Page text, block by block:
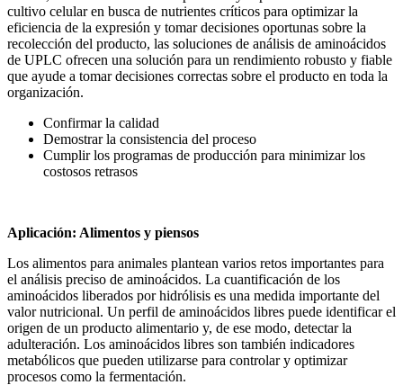
cultivo celular en busca de nutrientes críticos para optimizar la
eficiencia de la expresión y tomar decisiones oportunas sobre la
recolección del producto, las soluciones de análisis de aminoácidos
de UPLC ofrecen una solución para un rendimiento robusto y fiable
que ayude a tomar decisiones correctas sobre el producto en toda la
organización.
Confirmar la calidad
Demostrar la consistencia del proceso
Cumplir los programas de producción para minimizar los
costosos retrasos
Aplicación: Alimentos y piensos
Los alimentos para animales plantean varios retos importantes para
el análisis preciso de aminoácidos. La cuantificación de los
aminoácidos liberados por hidrólisis es una medida importante del
valor nutricional. Un perfil de aminoácidos libres puede identificar el
origen de un producto alimentario y, de ese modo, detectar la
adulteración. Los aminoácidos libres son también indicadores
metabólicos que pueden utilizarse para controlar y optimizar
procesos como la fermentación.